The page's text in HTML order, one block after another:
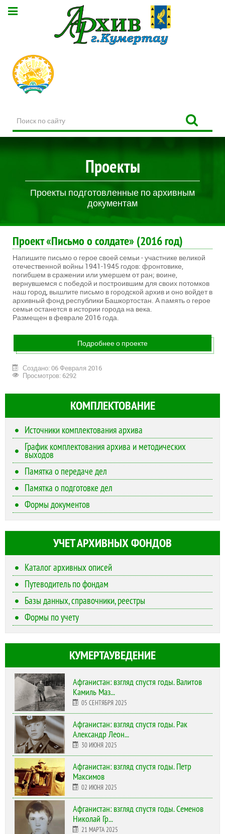
по
сайту
Проекты
Проекты подготовленные по архивным
документам
Проект «Письмо о солдате» (2016 год)
Напишите письмо о герое своей семьи - участнике великой
отечественной войны 1941-1945 годов: фронтовике,
погибшем в сражении или умершем от ран; воине,
вернувшемся с победой и построившим для своих потомков
наш город, вышлите письмо в городской архив и оно войдет в
архивный фонд республики Башкортостан. А память о герое
семьи останется в истории города на века.
Размещен в феврале 2016 года.
Подробнее о проекте
Создано: 06 Февраля 2016
Просмотров: 6292
КОМПЛЕКТОВАНИЕ
Источники комплектования архива
График комплектования архива и методических
выходов
Памятка о передаче дел
Памятка о подготовке дел
Формы документов
УЧЕТ АРХИВНЫХ ФОНДОВ
Каталог архивных описей
Путеводитель по фондам
Базы данных, справочники, реестры
Формы по учету
КУМЕРТАУВЕДЕНИЕ
Афганистан: взгляд спустя годы. Валитов
Камиль Маз...
05 СЕНТЯБРЯ 2025
Афганистан: взгляд спустя годы. Рак
Александр Леон...
30 ИЮНЯ 2025
Афганистан: взгляд спустя годы. Петр
Максимов
02 ИЮНЯ 2025
Афганистан: взгляд спустя годы. Семенов
Николай Гр...
21 МАРТА 2025